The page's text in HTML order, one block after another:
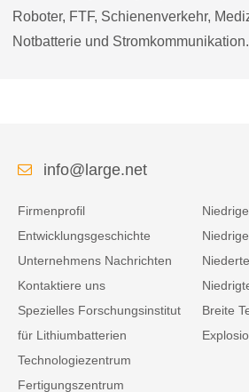
Roboter, FTF, Schienenverkehr,
Notbatterie und Stromkommunikation.
info@large.net
Firmenprofil
Entwicklungsgeschichte
Unternehmens Nachrichten
Kontaktiere uns
Spezielles Forschungsinstitut
für Lithiumbatterien
Technologiezentrum
Fertigungszentrum
Breite